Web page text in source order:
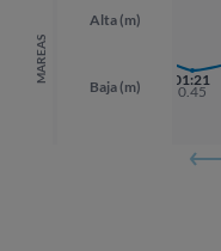
MAREAS
Alta (m)
Baja (m)
19:43
0.73
01:21
0.45